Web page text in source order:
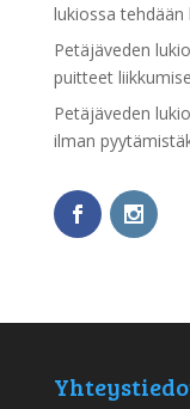
lukiossa tehdään
Petäjäveden
puitteet
Petäjäveden
ilman